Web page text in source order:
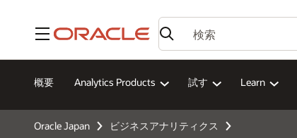
メニュー
概要 Analytics Products 試す Learn
Oracle Japan ビジネスアナリティクス